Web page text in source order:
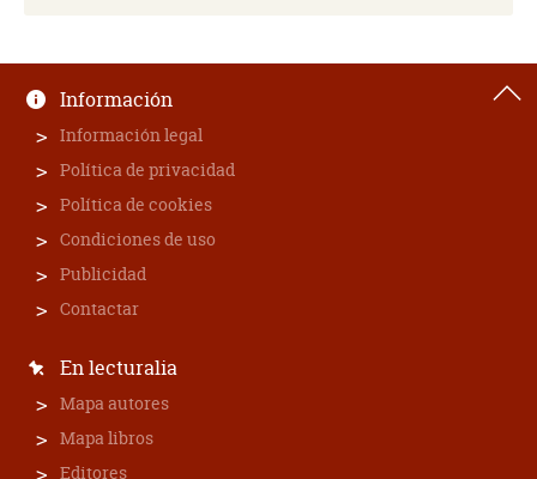
Información
Información legal
Política de privacidad
Política de cookies
Condiciones de uso
Publicidad
Contactar
En lecturalia
Mapa autores
Mapa libros
Editores